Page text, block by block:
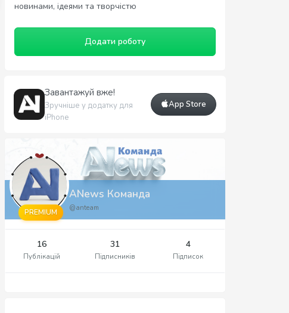
новинами, ідеями та творчістю
Додати роботу
Завантажуй вже!
Зручніше у додатку для
iPhone
App Store
PREMIUM
ANews Команда
@anteam
16
Публікацій
31
Підписників
4
Підписок